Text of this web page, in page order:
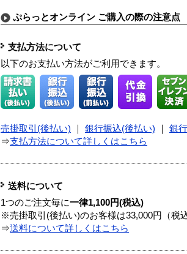
ぷらっとオンライン ご購入の際の注意点
支払方法について
以下のお支払い方法がご利用できます。
売掛取引(後払い) 銀行振込(後払い) 銀
⇒支払方法について詳しくはこちら
送料について
1つのご注文毎に一律1,100円(税込)
※売掛取引(後払い)のお客様は33,000円（税
⇒送料について詳しくはこちら